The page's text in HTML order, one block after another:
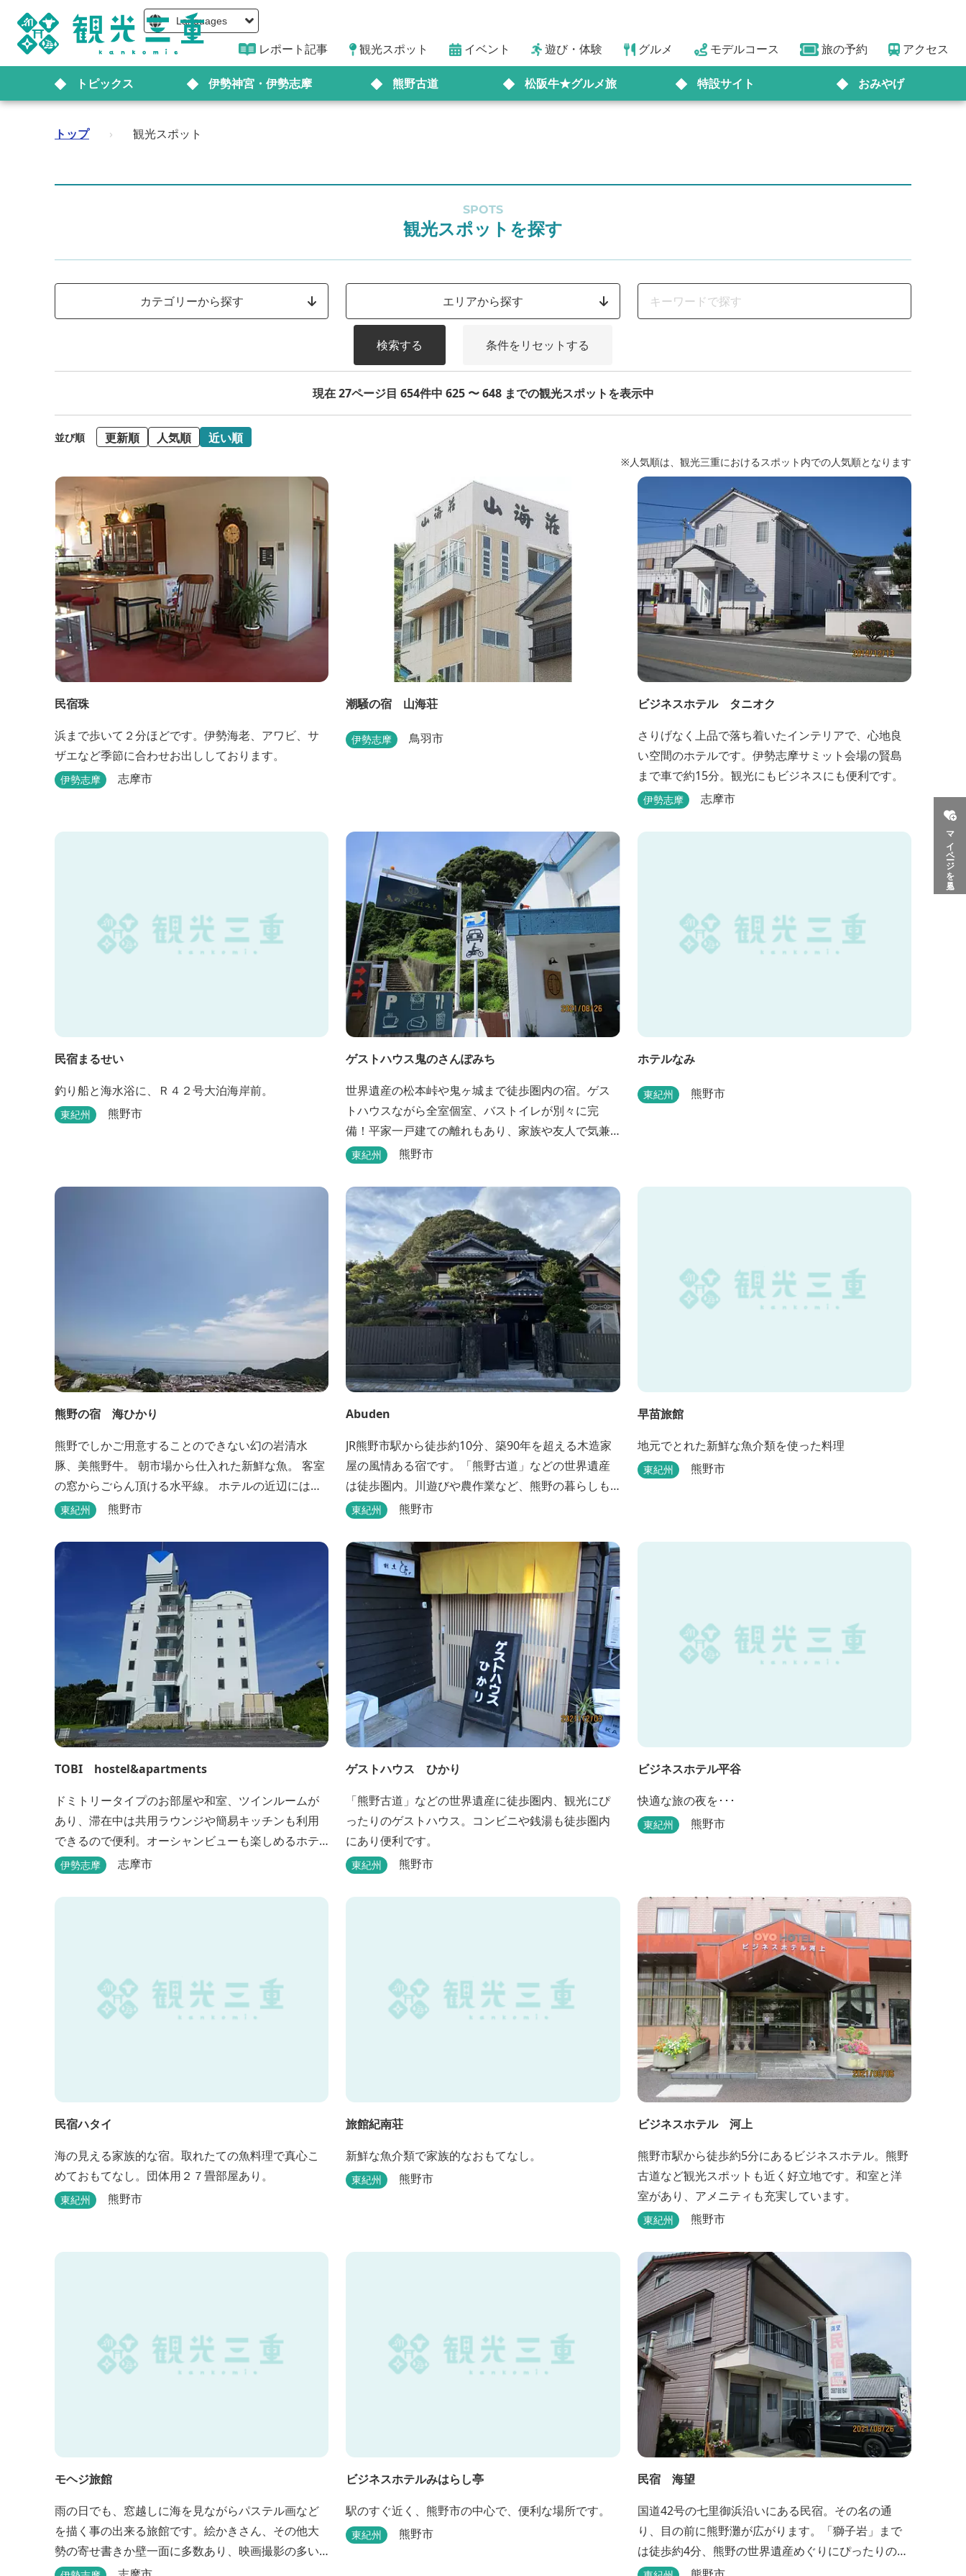
Languages
レポート記事 観光スポット イベント 遊び・体験 グルメ モデルコース 旅の予約 アクセス
トピックス 伊勢神宮・伊勢志摩 熊野古道 松阪牛★グルメ旅 特設サイト おみやげ
マイページを見る
トップ › 観光スポット
SPOTS
観光スポットを探す
カテゴリーから探す エリアから探す
検索する 条件をリセットする
現在 27ページ目 654件中 625 〜 648 までの観光スポットを表示中
並び順 更新順 人気順 近い順
※人気順は、観光三重におけるスポット内での人気順となります
民宿珠
浜まで歩いて２分ほどです。伊勢海老、アワビ、サ
ザエなど季節に合わせお出ししております。
伊勢志摩 志摩市
潮騒の宿 山海荘
伊勢志摩 鳥羽市
ビジネスホテル タニオク
さりげなく上品で落ち着いたインテリアで、心地良
い空間のホテルです。伊勢志摩サミット会場の賢島
まで車で約15分。観光にもビジネスにも便利です。
伊勢志摩 志摩市
民宿まるせい
釣り船と海水浴に、Ｒ４２号大泊海岸前。
東紀州 熊野市
ゲストハウス鬼のさんぽみち
世界遺産の松本峠や鬼ヶ城まで徒歩圏内の宿。ゲス
トハウスながら全室個室、バストイレが別々に完
備！平家一戸建ての離れもあり、家族や友人で気兼
ねなく泊まれます。
東紀州 熊野市
ホテルなみ
東紀州 熊野市
熊野の宿 海ひかり
熊野でしかご用意することのできない幻の岩清水
豚、美熊野牛。 朝市場から仕入れた新鮮な魚。 客室
の窓からごらん頂ける水平線。 ホテルの近辺には世
東紀州 熊野市
Abuden
JR熊野市駅から徒歩約10分、築90年を超える木造家
屋の風情ある宿です。「熊野古道」などの世界遺産
は徒歩圏内。川遊びや農作業など、熊野の暮らしも
楽しめます。
東紀州 熊野市
早苗旅館
地元でとれた新鮮な魚介類を使った料理
東紀州 熊野市
TOBI hostel&apartments
ドミトリータイプのお部屋や和室、ツインルームが
あり、滞在中は共用ラウンジや簡易キッチンも利用
できるので便利。オーシャンビューも楽しめるホテ
ルです。
伊勢志摩 志摩市
ゲストハウス ひかり
「熊野古道」などの世界遺産に徒歩圏内、観光にぴ
ったりのゲストハウス。コンビニや銭湯も徒歩圏内
にあり便利です。
東紀州 熊野市
ビジネスホテル平谷
快適な旅の夜を･･･
東紀州 熊野市
民宿ハタイ
海の見える家族的な宿。取れたての魚料理で真心こ
めておもてなし。団体用２７畳部屋あり。
東紀州 熊野市
旅館紀南荘
新鮮な魚介類で家族的なおもてなし。
東紀州 熊野市
ビジネスホテル 河上
熊野市駅から徒歩約5分にあるビジネスホテル。熊野
古道など観光スポットも近く好立地です。和室と洋
室があり、アメニティも充実しています。
東紀州 熊野市
モヘジ旅館
雨の日でも、窓越しに海を見ながらパステル画など
を描く事の出来る旅館です。絵かきさん、その他大
勢の寄せ書きか壁一面に多数あり、映画撮影の多い
場所にあります。広間に絵かきポイントの大地図が
ビジネスホテルみはらし亭
駅のすぐ近く、熊野市の中心で、便利な場所です。
東紀州 熊野市
民宿 海望
国道42号の七里御浜沿いにある民宿。その名の通
り、目の前に熊野灘が広がります。「獅子岩」まで
は徒歩約4分、熊野の世界遺産めぐりにぴったりのロ
ケーションです。